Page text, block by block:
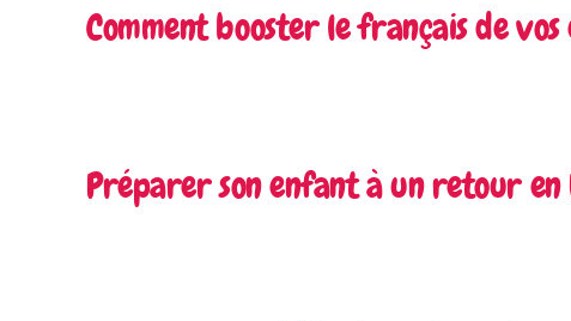
Comment booster le français de
Préparer son enfant à un retour